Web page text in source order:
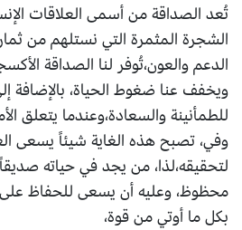
تُعد الصداقة من أسمى العلاقات
الشجرة المثمرة التي نستلهم من
الدعم والعون،تُوفر لنا الصداقة
ويخفف عنا ضغوط الحياة، بالإضافة
للطمأنينة والسعادة،وعندما يتعلق
وفي، تصبح هذه الغاية شيئاً يسعى
لتحقيقه،لذا، من يجد في حياته
محظوظ، وعليه أن يسعى للحفاظ على
بكل ما أوتي من قوة،